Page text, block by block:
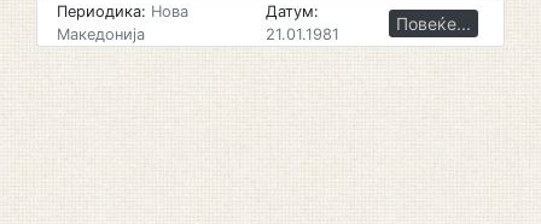
Периодика: Нова
Македонија
Датум:
21.01.1981
Повеќе...